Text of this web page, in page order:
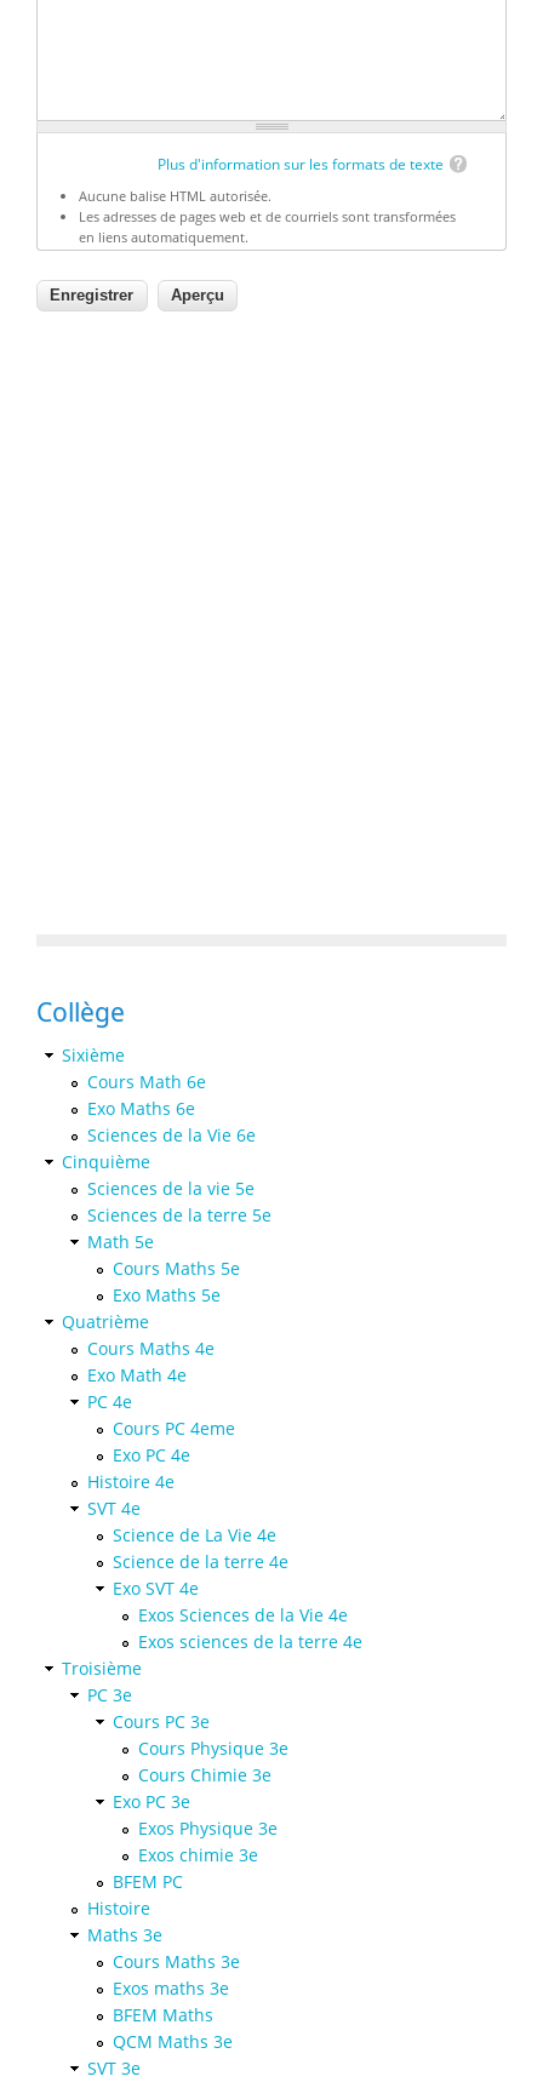
Plus d'information sur les formats de texte
Aucune balise HTML autorisée.
Les adresses de pages web et de courriels sont transformées
en liens automatiquement.
Collège
Sixième
Cours Math 6e
Exo Maths 6e
Sciences de la Vie 6e
Cinquième
Sciences de la vie 5e
Sciences de la terre 5e
Math 5e
Cours Maths 5e
Exo Maths 5e
Quatrième
Cours Maths 4e
Exo Math 4e
PC 4e
Cours PC 4eme
Exo PC 4e
Histoire 4e
SVT 4e
Science de La Vie 4e
Science de la terre 4e
Exo SVT 4e
Exos Sciences de la Vie 4e
Exos sciences de la terre 4e
Troisième
PC 3e
Cours PC 3e
Cours Physique 3e
Cours Chimie 3e
Exo PC 3e
Exos Physique 3e
Exos chimie 3e
BFEM PC
Histoire
Maths 3e
Cours Maths 3e
Exos maths 3e
BFEM Maths
QCM Maths 3e
SVT 3e